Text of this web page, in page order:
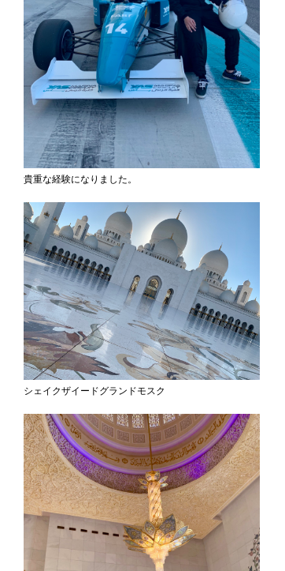
貴重な経験になりました。
シェイクザイードグランドモスク